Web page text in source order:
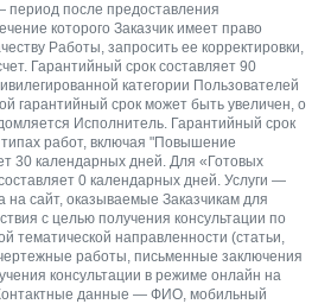
период после предоставления
которого Заказчик имеет право
Работы, запросить ее корректировки,
Гарантийный срок составляет 90
категории Пользователей
гарантийный срок может быть увеличен, о
Исполнитель. Гарантийный срок
типах работ, включая "Повышение
30 календарных дней. Для «Готовых
0 календарных дней. Услуги —
на сайт, оказываемые Заказчикам для
с целью получения консультации по
тематической направленности (статьи,
работы, письменные заключения
консультации в режиме онлайн на
данные — ФИО, мобильный